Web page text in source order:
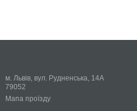
м. Львів, вул. Рудненська, 14А
79052
Мапа проїзду